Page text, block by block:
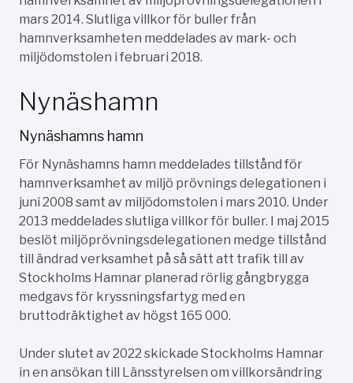
mars 2014. Slutliga villkor för buller från
hamnverksamheten meddelades av mark- och
miljödomstolen i februari 2018.
Nynäshamn
Nynäshamns hamn
För Nynäshamns hamn meddelades tillstånd för
hamnverksamhet av miljö prövnings delegationen i
juni 2008 samt av miljödomstolen i mars 2010. Under
2013 meddelades slutliga villkor för buller. I maj 2015
beslöt miljöprövningsdelegationen medge tillstånd
till ändrad verksamhet på så sätt att trafik till av
Stockholms Hamnar planerad rörlig gångbrygga
medgavs för kryssningsfartyg med en
bruttodräktighet av högst 165 000.
Under slutet av 2022 skickade Stockholms Hamnar
in en ansökan till Länsstyrelsen om villkorsändring